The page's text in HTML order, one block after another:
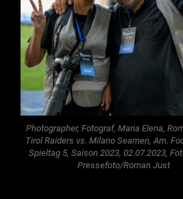
Photographer, Fotograf, Maria Elena,
Tirol Raiders vs. Milano Seamen, Am.
Spieltag 5, Saison 2023, 02.07.2023,
Pressefoto/Roman Just